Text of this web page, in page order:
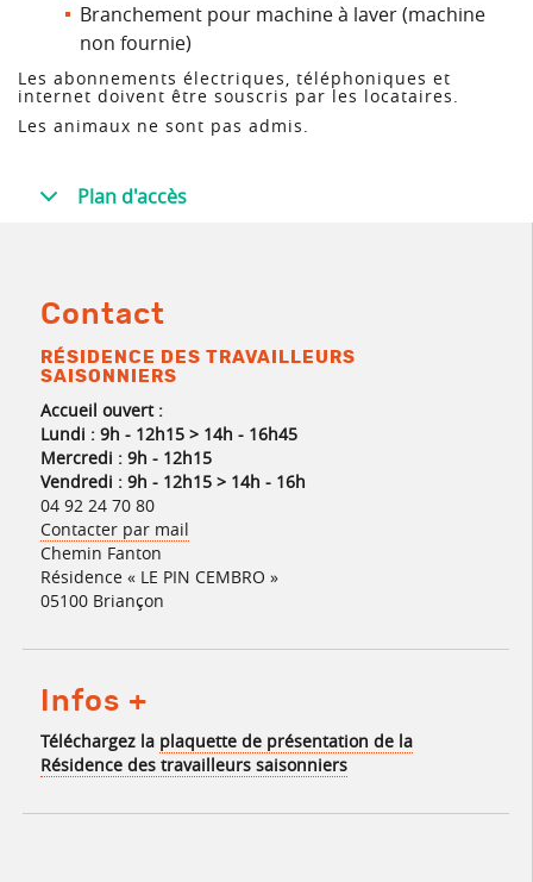
Branchement pour machine à laver (machine
non fournie)
Les abonnements électriques, téléphoniques et
internet doivent être souscris par les locataires.
Les animaux ne sont pas admis.
Plan d'accès
Contact
RÉSIDENCE DES TRAVAILLEURS
SAISONNIERS
Accueil ouvert :
Lundi : 9h - 12h15 > 14h - 16h45
Mercredi : 9h - 12h15
Vendredi : 9h - 12h15 > 14h - 16h
04 92 24 70 80
Contacter par mail
Chemin Fanton
Résidence « LE PIN CEMBRO »
05100 Briançon
Infos +
Téléchargez la plaquette de présentation de la
Résidence des travailleurs saisonniers